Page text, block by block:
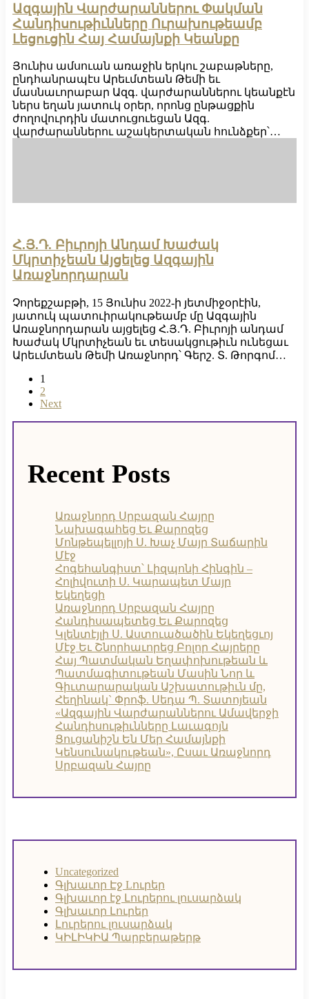
Ազգային Վարժարաններու Փակման
Հանդիսութիւնները Ուրախութեամբ
Լեցուցին Հայ Համայնքի Կեանքը
Յունիս ամսուան առաջին երկու շաբաթները,
ընդհանրապէս Արեւմտեան Թեմի եւ
մասնաւորաբար Ազգ. վարժարաններու կեանքէն
ներս եղան յատուկ օրեր, որոնց ընթացքին
ժողովուրդին մատուցուեցան Ազգ.
վարժարաններու աշակերտական հունձքեր՝…
Հ.Յ.Դ. Բիւրոյի Անդամ Խաժակ
Մկրտիչեան Այցելեց Ազգային
Առաջնորդարան
Չորեքշաբթի, 15 Յունիս 2022-ի յետմիջօրէին,
յատուկ պատուիրակութեամբ մը Ազգային
Առաջնորդարան այցելեց Հ.Յ.Դ. Բիւրոյի անդամ
Խաժակ Մկրտիչեան եւ տեսակցութիւն ունեցաւ
Արեւմտեան Թեմի Առաջնորդ՝ Գերշ. Տ. Թորգոմ…
1
2
Next
Recent Posts
Առաջնորդ Սրբազան Հայրը
Նախագահեց Եւ Քարոզեց
Մոնթեպելլոյի Ս. Խաչ Մայր Տաճարին
Մէջ
Հոգեհանգիստ՝ Լիզպոնի Հինգին –
Հոլիվուտի Ս. Կարապետ Մայր
Եկեղեցի
Առաջնորդ Սրբազան Հայրը
Հանդիսապետեց Եւ Քարոզեց
Կլենտէյլի Ս. Աստուածածին Եկեղեցւոյ
Մէջ Եւ Շնորհաւորեց Բոլոր Հայրերը
Հայ Պատմական Եղափոխութեան և
Պատմագիտութեան Մասին Նոր և
Գիւտարարական Աշխատութիւն մը,
Հեղինակ` Փրոֆ. Սեդա Պ. Տատոյեան
«Ազգային Վարժարաններու Ամավերջի
Հանդիսութիւնները Լաւագոյն
Ցուցանիշն Են Մեր Համայնքի
Կենսունակութեան», Ըսաւ Առաջնորդ
Սրբազան Հայրը
Uncategorized
Գլխաւոր Էջ Lուրեր
Գլխաւոր էջ Լուրերու լուսարձակ
Գլխաւոր Լուրեր
Լուրերու լուսարձակ
ԿԻԼԻԿԻԱ Պարբերաթերթ